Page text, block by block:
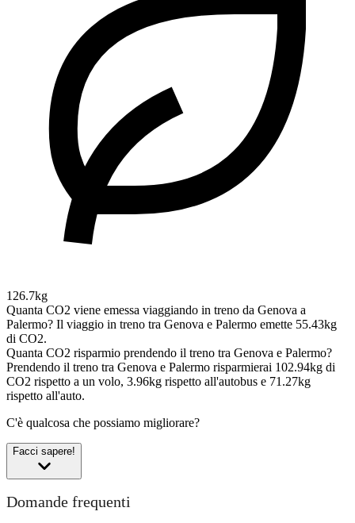
126.7kg
Quanta CO2 viene emessa viaggiando in treno da Genova a
Palermo? Il viaggio in treno tra Genova e Palermo emette 55.43kg
di CO2.
Quanta CO2 risparmio prendendo il treno tra Genova e Palermo?
Prendendo il treno tra Genova e Palermo risparmierai 102.94kg di
CO2 rispetto a un volo, 3.96kg rispetto all'autobus e 71.27kg
rispetto all'auto.
C'è qualcosa che possiamo migliorare?
Facci sapere!
Domande frequenti